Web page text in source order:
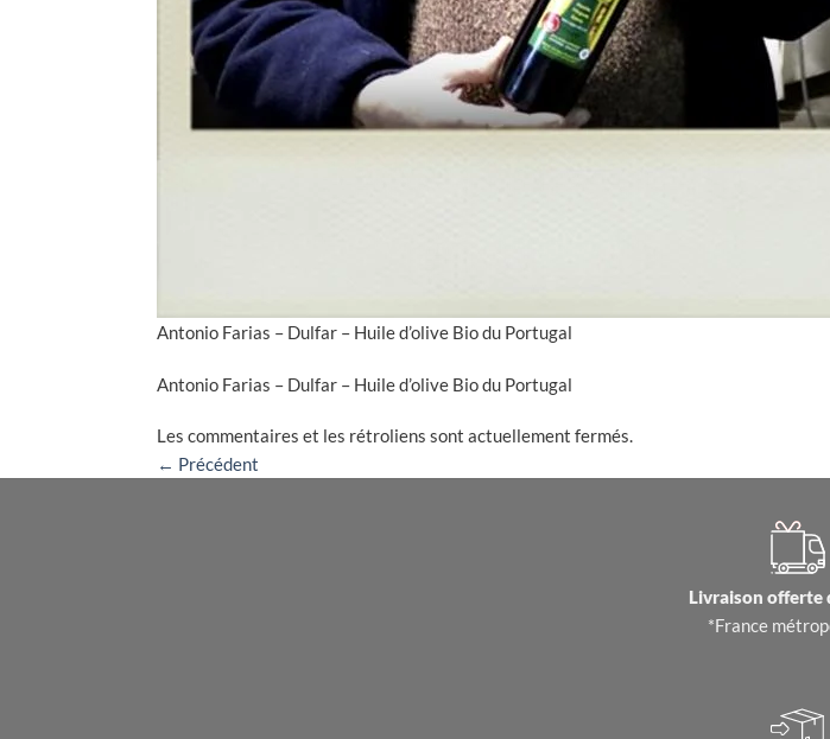
Antonio Farias – Dulfar – Huile d’olive Bio du Portugal
Antonio Farias – Dulfar – Huile d’olive Bio du Portugal
Les commentaires et les rétroliens sont actuellement fermés.
← Précédent
Livraison offerte
*France